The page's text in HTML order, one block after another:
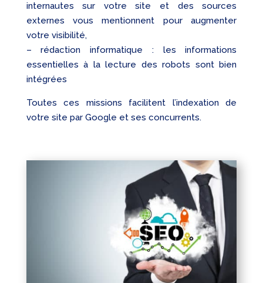
internautes sur votre site et des sources
externes vous mentionnent pour augmenter
votre visibilité,
– rédaction informatique : les informations
essentielles à la lecture des robots sont bien
intégrées
Toutes ces missions facilitent l’indexation de
votre site par Google et ses concurrents.